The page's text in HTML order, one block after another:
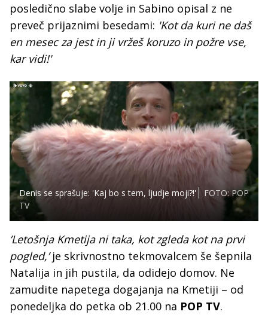
posledično slabe volje in Sabino opisal z ne
preveč prijaznimi besedami: 'Kot da kuri ne daš
en mesec za jest in ji vržeš koruzo in požre vse,
kar vidi!'
Denis se sprašuje: 'Kaj bo s tem, ljudje moji?!'
FOTO: POP
TV
’Letošnja Kmetija ni taka, kot zgleda kot na prvi
pogled,’je skrivnostno tekmovalcem še šepnila
Natalija in jih pustila, da odidejo domov. Ne
zamudite napetega dogajanja na Kmetiji – od
ponedeljka do petka ob 21.00 na POP TV.